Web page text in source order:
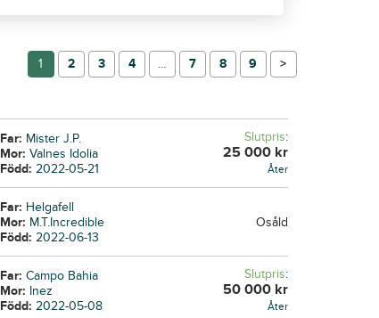
1 2 3 4 … 7 8 9 →
Far: Mister J.P.
Mor:Valnes Idolia
Född:2022-05-21
Slutpris:
25 000 kr
Åter
Far: Helgafell
Mor: M.T.Incredible
Född:2022-06-13
Osåld
Far:Campo Bahia
Mor: Inez
Född:2022-05-08
Slutpris:
50 000 kr
Åter